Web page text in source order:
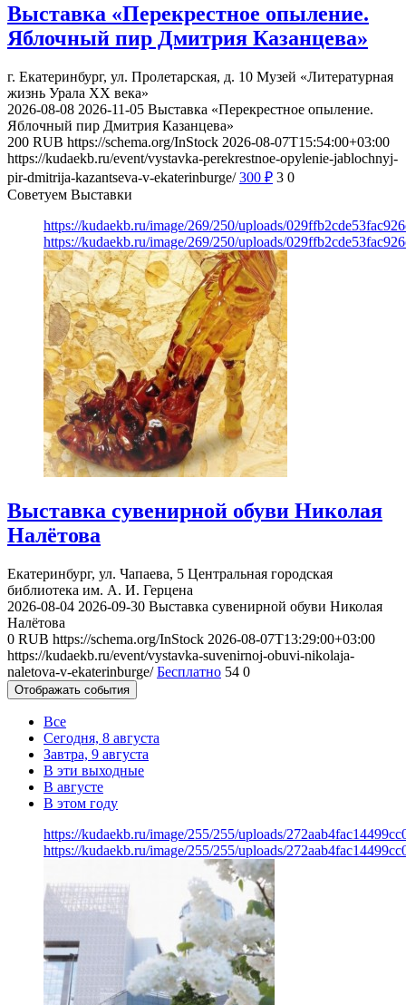
Выставка «Перекрестное опыление.
Яблочный пир Дмитрия Казанцева»
г. Екатеринбург, ул. Пролетарская, д. 10 Музей «Литературная
жизнь Урала ХХ века»
2026-08-08 2026-11-05 Выставка «Перекрестное опыление.
Яблочный пир Дмитрия Казанцева»
200 RUB https://schema.org/InStock 2026-08-07T15:54:00+03:00
https://kudaekb.ru/event/vystavka-perekrestnoe-opylenie-jablochnyj-
pir-dmitrija-kazantseva-v-ekaterinburge/ 300 ₽ 3 0
Советуем Выставки
https://kudaekb.ru/image/269/250/uploads/
https://kudaekb.ru/image/269/250/uploads/
Выставка сувенирной обуви Николая
Налётова
Екатеринбург, ул. Чапаева, 5 Центральная городская
библиотека им. А. И. Герцена
2026-08-04 2026-09-30 Выставка сувенирной обуви Николая
Налётова
0 RUB https://schema.org/InStock 2026-08-07T13:29:00+03:00
https://kudaekb.ru/event/vystavka-suvenirnoj-obuvi-nikolaja-
naletova-v-ekaterinburge/ Бесплатно 54 0
Отображать события
Все
Сегодня, 8 августа
Завтра, 9 августа
В эти выходные
В августе
В этом году
https://kudaekb.ru/image/255/255/uploads/
https://kudaekb.ru/image/255/255/uploads/